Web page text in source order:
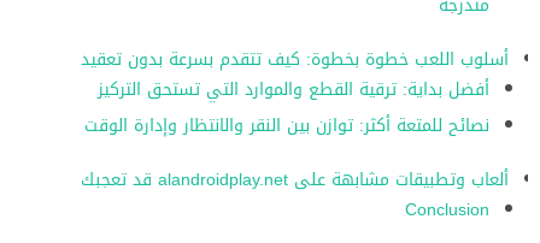
أسلوب اللعب خطوة بخطوة: كيف تتقدم بسرعة بدون تعقيد
أفضل بداية: ترقية القطع والموارد التي تستحق التركيز
نصائح للمتعة أكثر: توازن بين النقر والانتظار وإدارة الوقت
ألعاب وتطبيقات مشابهة على alandroidplay.net قد تعجبك
Conclusion